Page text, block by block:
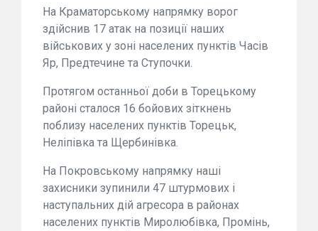
На Краматорському напрямку ворог
здійснив 17 атак на позиції наших
військових у зоні населених пунктів Часів
Яр, Предтечине та Ступочки.
Протягом останньої доби в Торецькому
районі сталося 16 бойових зіткнень
поблизу населених пунктів Торецьк,
Неліпівка та Щербинівка.
На Покровському напрямку наші
захисники зупинили 47 штурмових і
наступальних дій агресора в районах
населених пунктів Миролюбівка, Промінь,